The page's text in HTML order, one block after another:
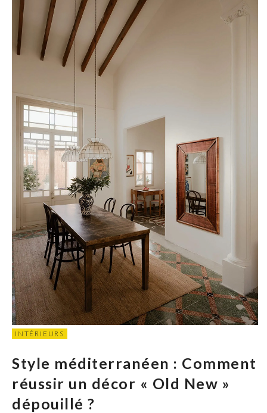
INTÉRIEURS
Style méditerranéen : Comment
réussir un décor « Old New »
dépouillé ?